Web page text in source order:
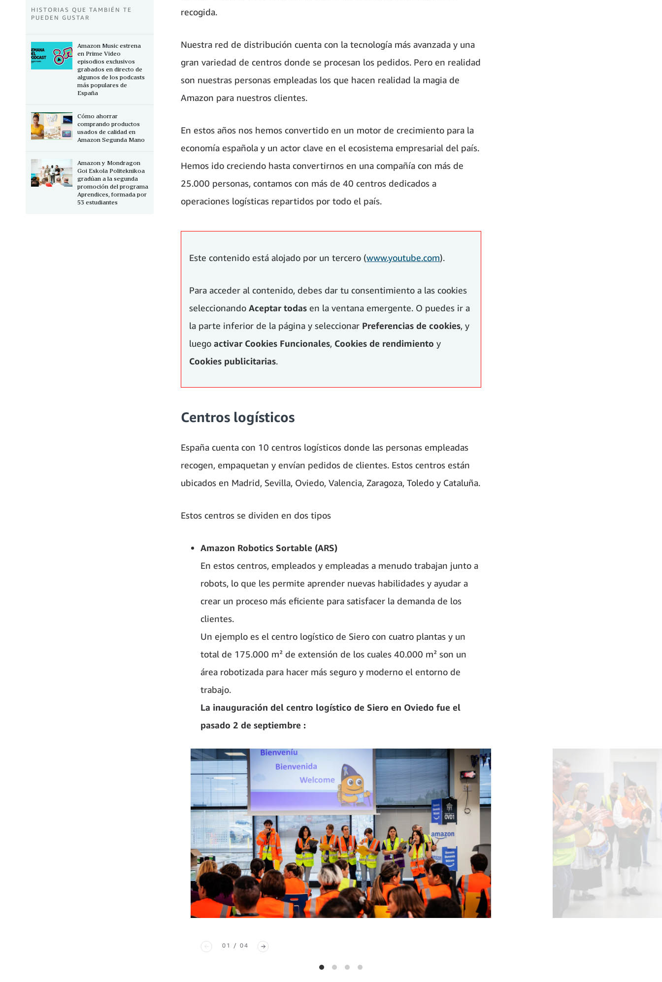
recogida.
Nuestra red de distribución cuenta con la tecnología más avanzada y una
gran variedad de centros donde se procesan los pedidos. Pero en realidad
son nuestras personas empleadas los que hacen realidad la magia de
Amazon para nuestros clientes.
En estos años nos hemos convertido en un motor de crecimiento para la
economía española y un actor clave en el ecosistema empresarial del país.
Hemos ido creciendo hasta convertirnos en una compañía con más de
25.000 personas, contamos con más de 40 centros dedicados a
operaciones logísticas repartidos por todo el país.
Este contenido está alojado por un tercero (www.youtube.com).
Para acceder al contenido, debes dar tu consentimiento a las cookies
seleccionando Aceptar todas en la ventana emergente. O puedes ir a
la parte inferior de la página y seleccionar Preferencias de cookies, y
luego activar Cookies Funcionales, Cookies de rendimiento y
Cookies publicitarias.
Centros logísticos
España cuenta con 10 centros logísticos donde las personas empleadas
recogen, empaquetan y envían pedidos de clientes. Estos centros están
ubicados en Madrid, Sevilla, Oviedo, Valencia, Zaragoza, Toledo y Cataluña.
Estos centros se dividen en dos tipos
Amazon Robotics Sortable (ARS)
En estos centros, empleados y empleadas a menudo trabajan junto a
robots, lo que les permite aprender nuevas habilidades y ayudar a
crear un proceso más eficiente para satisfacer la demanda de los
clientes.
Un ejemplo es el centro logístico de Siero con cuatro plantas y un
total de 175.000 m² de extensión de los cuales 40.000 m² son un
área robotizada para hacer más seguro y moderno el entorno de
trabajo.
La inauguración del centro logístico de Siero en Oviedo fue el
pasado 2 de septiembre :
01 / 04
HISTORIAS QUE TAMBIÉN TE
PUEDEN GUSTAR
Amazon Music estrena
en Prime Video
episodios exclusivos
grabados en directo de
algunos de los podcasts
más populares de
España
Cómo ahorrar
comprando productos
usados de calidad en
Amazon Segunda Mano
Amazon y Mondragon
Goi Eskola Politeknikoa
gradúan a la segunda
promoción del programa
Aprendices, formada por
53 estudiantes